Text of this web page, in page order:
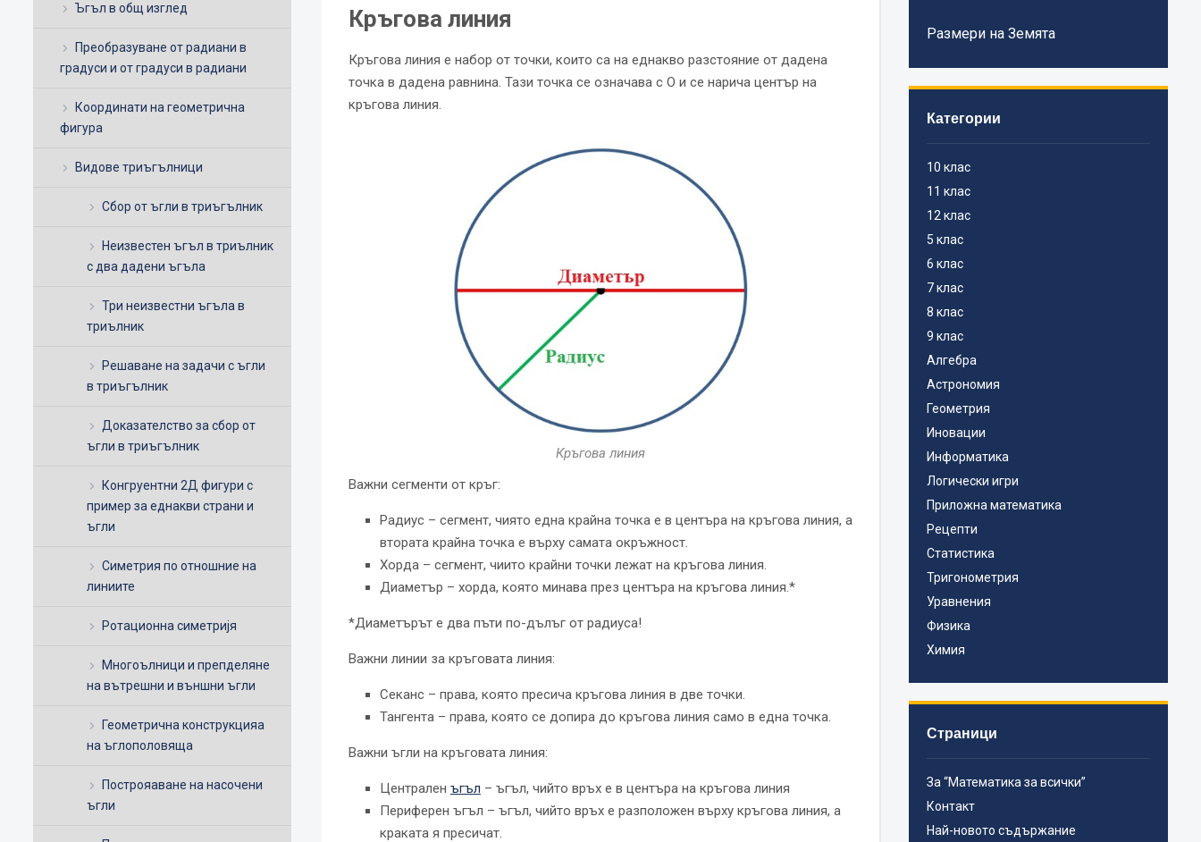
Ъгъл в общ изглед
Преобразуване от радиани в
градуси и от градуси в радиани
Координати на геометрична
фигура
Видове триъгълници
Сбор от ъгли в триъгълник
Неизвестен ъгъл в триълник
с два дадени ъгъла
Три неизвестни ъгъла в
триълник
Решаване на задачи с ъгли
в триъгълник
Доказателство за сбор от
ъгли в триъгълник
Конгруентни 2Д фигури с
пример за еднакви страни и
ъгли
Симетрия по отношние на
линиите
Ротационна симетријя
Многоълници и препделяне
на вътрешни и външни ъгли
Геометрична конструкцияа
на ъглополовяща
Построяаване на насочени
ъгли
Кръгова линия
Кръгова линия е набор от точки, които са на еднакво разстояние от дадена
точка в дадена равнина. Тази точка се означава с O и се нарича център на
кръгова линия.
Кръгова линия
Важни сегменти от кръг:
Радиус – сегмент, чиято една крайна точка е в центъра на кръгова линия, а
втората крайна точка е върху самата окръжност.
Хорда – сегмент, чиито крайни точки лежат на кръгова линия.
Диаметър – хорда, която минава през центъра на кръгова линия.*
*Диаметърът е два пъти по-дълъг от радиуса!
Важни линии за кръговата линия:
Секанс – права, която пресича кръгова линия в две точки.
Тангента – права, която се допира до кръгова линия само в една точка.
Важни ъгли на кръговата линия:
Централен ъгъл – ъгъл, чийто връх е в центъра на кръгова линия
Периферен ъгъл – ъгъл, чийто връх е разположен върху кръгова линия, а
краката я пресичат.
Размери на Земята
Категории
10 клас
11 клас
12 клас
5 клас
6 клас
7 клас
8 клас
9 клас
Алгебра
Астрономия
Геометрия
Иновации
Информатика
Логически игри
Приложна математика
Рецепти
Статистика
Тригонометрия
Уравнения
Физика
Химия
Страници
За “Математика за всички”
Контакт
Най-новото съдържание